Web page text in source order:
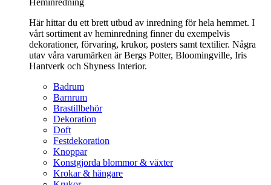
Heminredning
Här hittar du ett brett utbud av inredning för hela hemmet. I
vårt sortiment av heminredning finner du exempelvis
dekorationer, förvaring, krukor, posters samt textilier. Några
utav våra varumärken är Bergs Potter, Bloomingville, Iris
Hantverk och Shyness Interior.
Badrum
Barnrum
Brastillbehör
Dekoration
Doft
Festdekoration
Knoppar
Konstgjorda blommor & växter
Krokar & hängare